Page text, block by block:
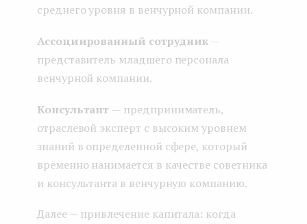
среднего уровня в венчурной компании.
Ассоциированный сотрудник—
представитель младшего персонала
венчурной компании.
Консультант — предприниматель,
отраслевой эксперт с высоким уровнем
знаний в определенной сфере, который
временно нанимается в качестве советника
и консультанта в венчурную компанию.
Далее — привлечение капитала: когда